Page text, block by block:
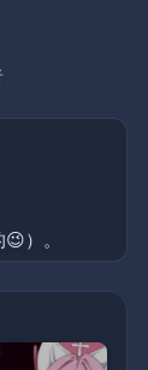
）。
！💥